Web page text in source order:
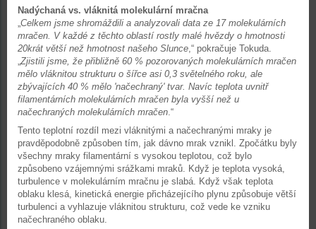
Nadýchaná vs. vláknitá molekulární mračna
„Celkem jsme shromáždili a analyzovali data ze 17 molekulárních
mračen. V každé z těchto oblastí rostly malé hvězdy o hmotnosti
20krát větší než hmotnost našeho Slunce,“ pokračuje Tokuda.
„Zjistili jsme, že přibližně 60 % pozorovaných molekulárních mračen
mělo vláknitou strukturu o šířce asi 0,3 světelného roku, ale
zbývajících 40 % mělo 'načechraný' tvar. Navíc teplota uvnitř
filamentárních molekulárních mračen byla vyšší než u
načechraných molekulárních mračen.“
Tento teplotní rozdíl mezi vláknitými a načechranými mraky je
pravděpodobně způsoben tím, jak dávno mrak vznikl. Zpočátku byly
všechny mraky filamentární s vysokou teplotou, což bylo
způsobeno vzájemnými srážkami mraků. Když je teplota vysoká,
turbulence v molekulárním mračnu je slabá. Když však teplota
oblaku klesá, kinetická energie přicházejícího plynu způsobuje větší
turbulenci a vyhlazuje vláknitou strukturu, což vede ke vzniku
načechraného oblaku.